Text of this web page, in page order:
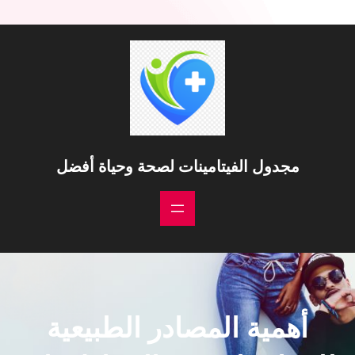
مجدول الفيتامينات لصحة وحياة أفضل
أهمية المصادر الطبيعية